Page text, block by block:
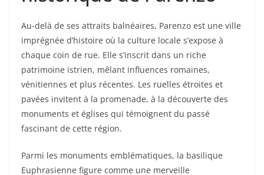
Au-delà de ses attraits balnéaires, Parenzo est une ville
imprégnée d’histoire où la culture locale s’expose à
chaque coin de rue. Elle s’inscrit dans un riche
patrimoine istrien, mêlant influences romaines,
vénitiennes et plus récentes. Les ruelles étroites et
pavées invitent à la promenade, à la découverte des
monuments et églises qui témoignent du passé
fascinant de cette région.
Parmi les monuments emblématiques, la basilique
Euphrasienne figure comme une merveille